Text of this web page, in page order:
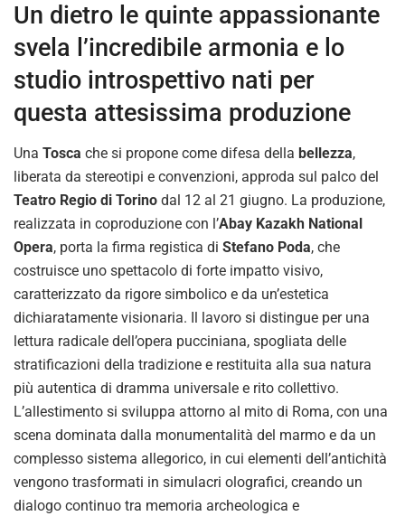
Un dietro le quinte appassionante
svela l’incredibile armonia e lo
studio introspettivo nati per
questa attesissima produzione
Una Tosca che si propone come difesa della bellezza,
liberata da stereotipi e convenzioni, approda sul palco del
Teatro Regio di Torino dal 12 al 21 giugno. La produzione,
realizzata in coproduzione con l’Abay Kazakh National
Opera, porta la firma registica di Stefano Poda, che
costruisce uno spettacolo di forte impatto visivo,
caratterizzato da rigore simbolico e da un’estetica
dichiaratamente visionaria. Il lavoro si distingue per una
lettura radicale dell’opera pucciniana, spogliata delle
stratificazioni della tradizione e restituita alla sua natura
più autentica di dramma universale e rito collettivo.
L’allestimento si sviluppa attorno al mito di Roma, con una
scena dominata dalla monumentalità del marmo e da un
complesso sistema allegorico, in cui elementi dell’antichità
vengono trasformati in simulacri olografici, creando un
dialogo continuo tra memoria archeologica e